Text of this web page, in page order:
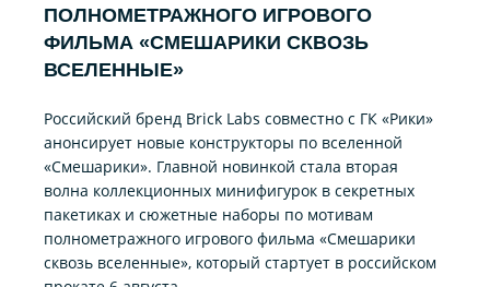
ПОЛНОМЕТРАЖНОГО ИГРОВОГО
ФИЛЬМА «CМЕШАРИКИ СКВОЗЬ
ВСЕЛЕННЫЕ»
Российский бренд Brick Labs совместно с ГК «Рики»
анонсирует новые конструкторы по вселенной
«Смешарики». Главной новинкой стала вторая
волна коллекционных минифигурок в секретных
пакетиках и сюжетные наборы по мотивам
полнометражного игрового фильма «Смешарики
сквозь вселенные», который стартует в российском